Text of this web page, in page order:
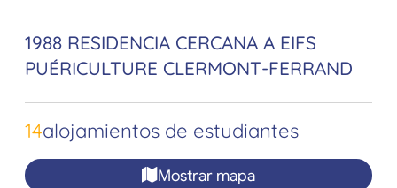
1988 RESIDENCIA CERCANA A EIFS
PUÉRICULTURE CLERMONT-FERRAND
14alojamientos de estudiantes
Mostrar mapa